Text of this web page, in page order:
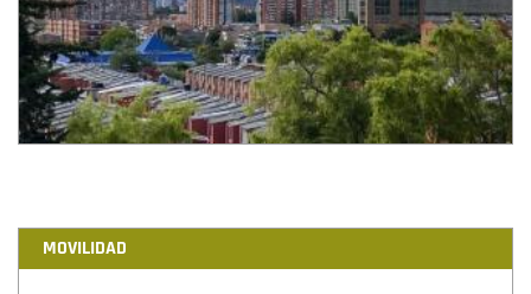
realizar a través de la página de la Secretaría de
Hacienda, evita caer en estafas o fraudes.
MOVILIDAD